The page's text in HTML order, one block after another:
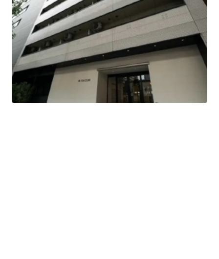
This is a residence that was completed in Feb 1997.
3-minute-walk, Takaoka Station of Nagoya-Shiei-
Chikatetsu Sakuradori Line